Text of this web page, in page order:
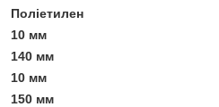
Поліетилен
10 мм
140 мм
10 мм
150 мм